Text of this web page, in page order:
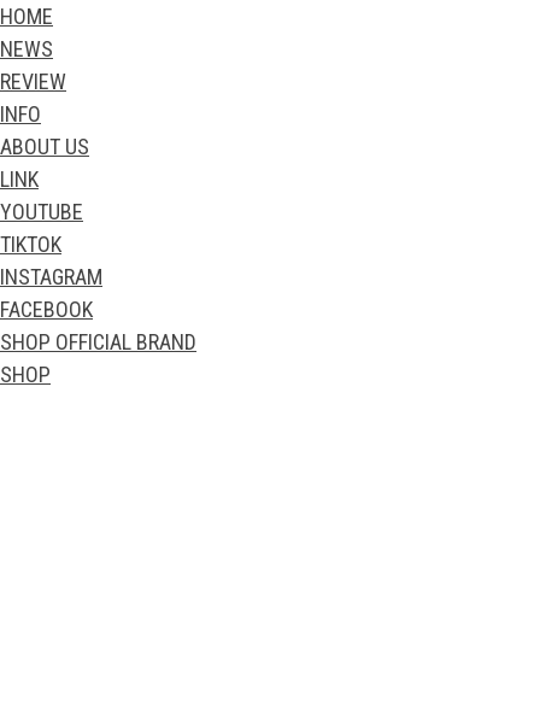
HOME
NEWS
REVIEW
INFO
ABOUT US
LINK
YOUTUBE
TIKTOK
INSTAGRAM
FACEBOOK
SHOP OFFICIAL BRAND
SHOP